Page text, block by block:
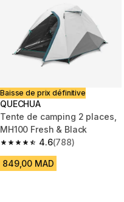
Baisse de prix définitive
QUECHUA
Tente de camping 2 places,
MH100 Fresh & Black
4.6
4.6 out of 5 stars from 788
(788)
849,00 MAD